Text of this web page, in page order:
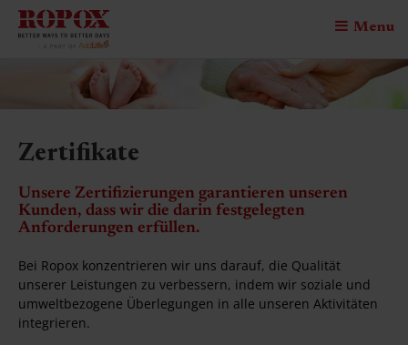
Menu
Zertifikate
Unsere Zertifizierungen garantieren unseren
Kunden, dass wir die darin festgelegten
Anforderungen erfüllen.
Bei Ropox konzentrieren wir uns darauf, die Qualität
unserer Leistungen zu verbessern, indem wir soziale und
umweltbezogene Überlegungen in alle unseren Aktivitäten
integrieren.